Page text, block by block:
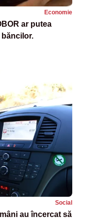
Economie
ar putea
Social
au încercat să